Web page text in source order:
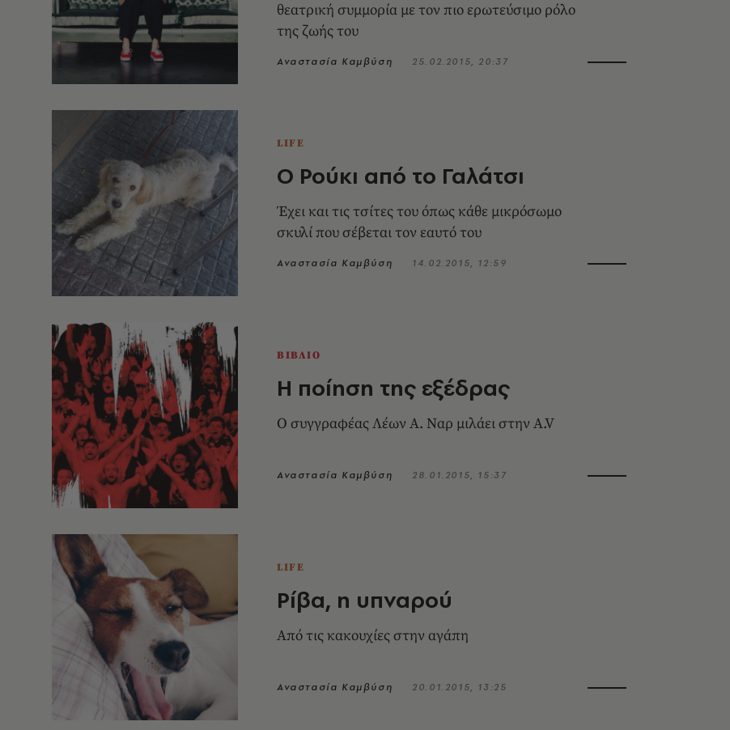
θεατρική συμμορία με τον πιο ερωτεύσιμο ρόλο
της ζωής του
Αναστασία Καμβύση 25.02.2015, 20:37
LIFE
Ο Ρούκι από το Γαλάτσι
Έχει και τις τσίτες του όπως κάθε μικρόσωμο
σκυλί που σέβεται τον εαυτό του
Αναστασία Καμβύση 14.02.2015, 12:59
ΒΙΒΛΙΟ
Η ποίηση της εξέδρας
Ο συγγραφέας Λέων Α. Ναρ μιλάει στην A.V
Αναστασία Καμβύση 28.01.2015, 15:37
LIFE
Ρίβα, η υπναρού
Από τις κακουχίες στην αγάπη
Αναστασία Καμβύση 20.01.2015, 13:25